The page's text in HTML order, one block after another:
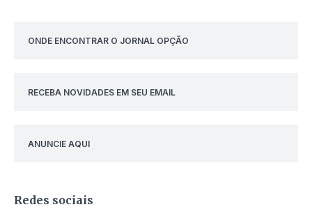
ONDE ENCONTRAR O JORNAL OPÇÃO
RECEBA NOVIDADES EM SEU EMAIL
ANUNCIE AQUI
Redes sociais